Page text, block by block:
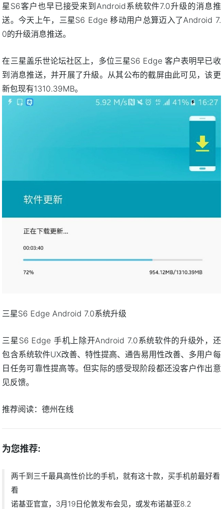
星S6客户也早已接受来到Android系统软件7.0升级的消息推
送。今天上午，三星S6 Edge 移动用户总算迈入了Android 7.
0的升级消息推送。
在三星盖乐世论坛社区上，多位三星S6 Edge 客户表明早已收
到消息推送，并开展了升級。从其公布的截屏由此可见，该更
新包现有1310.39MB。
三星S6 Edge Android 7.0系统升级
三星S6 Edge 手机上除开Android 7.0系统软件的升级外，还
包含系统软件UX改善、特性提高、通告易用性改善、多用户每
日任务可靠性提高等。但实际的感受现阶段都还没客户作出意
见反馈。
推荐阅读：德州在线
为您推荐:
两千到三千最具高性价比的手机，就有这十款，买手机前最好看
看
诺基亚官宣，3月19日伦敦发布会见，或发布诺基亚8.2